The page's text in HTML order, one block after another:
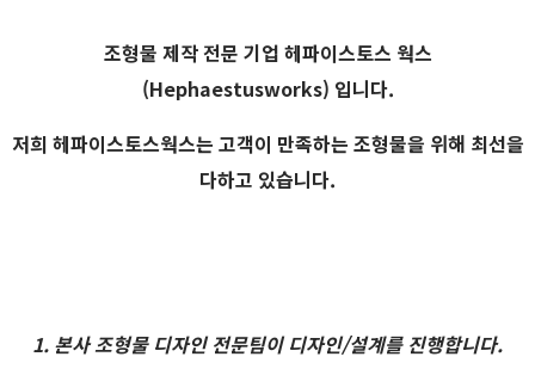
조형물 제작 전문 기업 헤파이스토스 웍스
(Hephaestusworks) 입니다.
저희 헤파이스토스웍스는 고객이 만족하는 조형물을 위해 최선을
다하고 있습니다.
1. 본사 조형물 디자인 전문팀이 디자인/설계를 진행합니다.